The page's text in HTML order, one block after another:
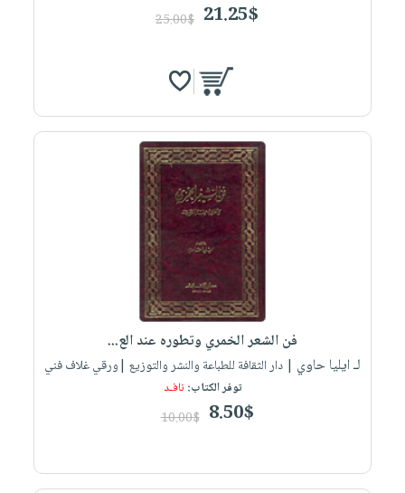
21.25$
25.00$
فن الشعر الخمري وتطوره عند الع...
لـ ايليا حاوي | دار الثقافة للطباعة والنشر والتوزيع |ورقي غلاف فني
توفر الكتاب: نافـد
8.50$
10.00$